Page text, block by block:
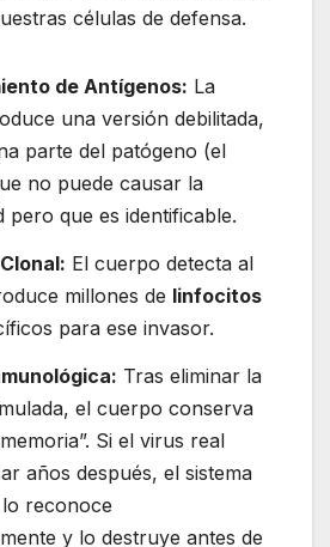
células de defensa.
de Antígenos: La
una versión debilitada,
parte del patógeno (el
no puede causar la
pero que es identificable.
El cuerpo detecta al
millones de linfocitos
para ese invasor.
Tras eliminar la
el cuerpo conserva
Si el virus real
años después, el sistema
reconoce
y lo destruye antes de